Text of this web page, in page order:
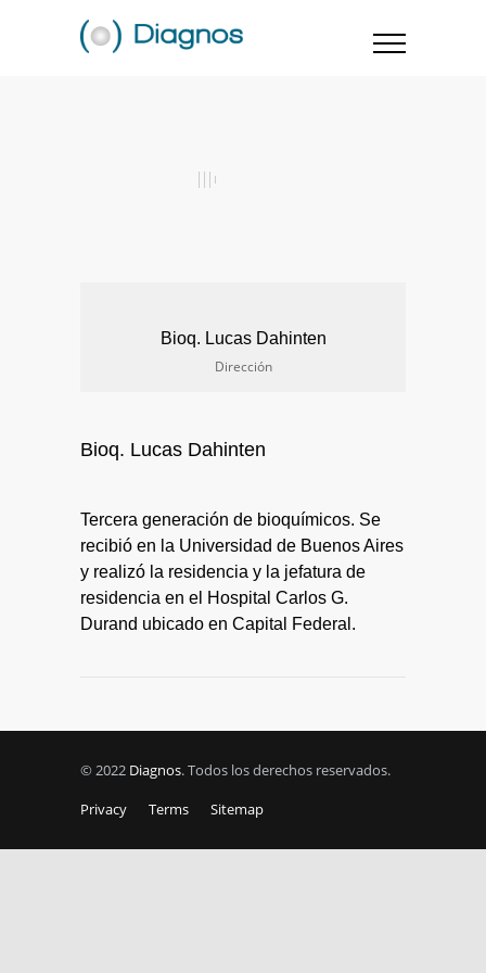
Bioq. Lucas Dahinten
Dirección
Bioq. Lucas Dahinten
Tercera generación de bioquímicos. Se
recibió en la Universidad de Buenos Aires
y realizó la residencia y la jefatura de
residencia en el Hospital Carlos G.
Durand ubicado en Capital Federal.
© 2022 Diagnos. Todos los derechos reservados.
Privacy
Terms Sitemap